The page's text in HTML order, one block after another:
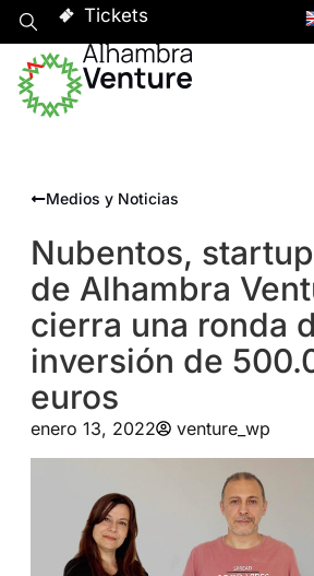
Tickets
Medios y Noticias
Nubentos,
de Alhambra
cierra una ronda
inversión de
euros
enero 13, 2022 venture_wp